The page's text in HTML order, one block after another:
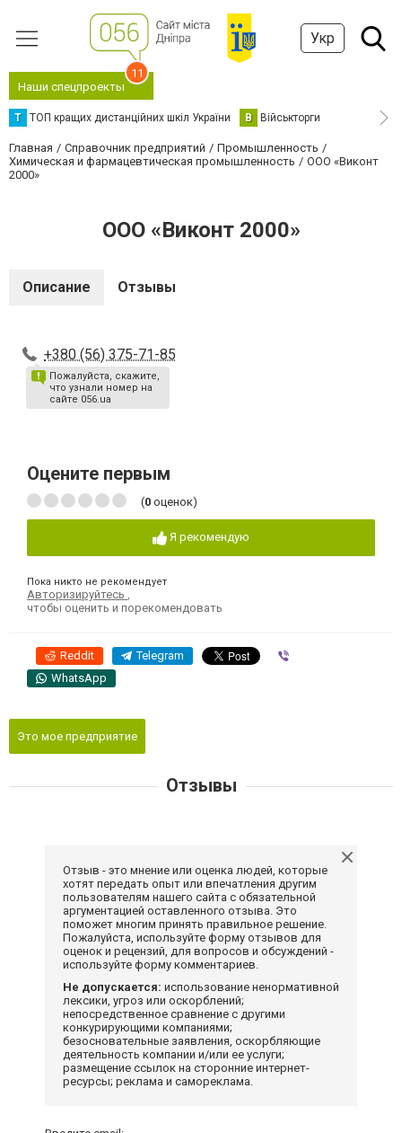
Укр
Наши спецпроекты
11
Т ТОП кращих дистанційних шкіл України В Військторги
Главная Справочник предприятий
Промышленность
Химическая и фармацевтическая промышленность
ООО «Виконт
2000»
ООО «Виконт 2000»
Описание Отзывы
+380 (56) 375-71-85
Пожалуйста, скажите,
что узнали номер на
сайте 056.ua
Оцените первым
(0 оценок)
Я рекомендую
Пока никто не рекомендует
Авторизируйтесь
чтобы оценить и порекомендовать
Reddit Telegram
WhatsApp
Это мое предприятие
Отзывы
Отзыв - это мнение или оценка людей, которые
хотят передать опыт или впечатления другим
пользователям нашего сайта с обязательной
аргументацией оставленного отзыва. Это
поможет многим принять правильное решение.
Пожалуйста, используйте форму отзывов для
оценок и рецензий, для вопросов и обсуждений -
используйте форму комментариев.
Не допускается: использование ненормативной
лексики, угроз или оскорблений;
непосредственное сравнение с другими
конкурирующими компаниями;
безосновательные заявления, оскорбляющие
деятельность компании и/или ее услуги;
размещение ссылок на сторонние интернет-
ресурсы; реклама и самореклама.